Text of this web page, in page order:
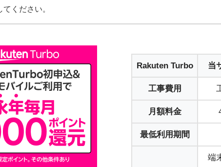
てください。
Rakuten Turbo 当
工事費用
月額料金
最低利用期間
端